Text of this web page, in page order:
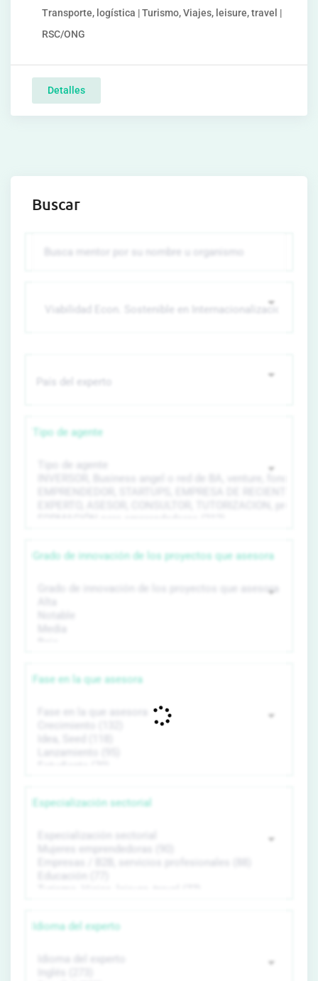
Transporte, logística | Turismo, Viajes, leisure, travel |
RSC/ONG
Detalles
Buscar
Tipo de agente
Grado de innovación de los proyectos que asesora
Fase en la que asesora
Especialización sectorial
Idioma del experto